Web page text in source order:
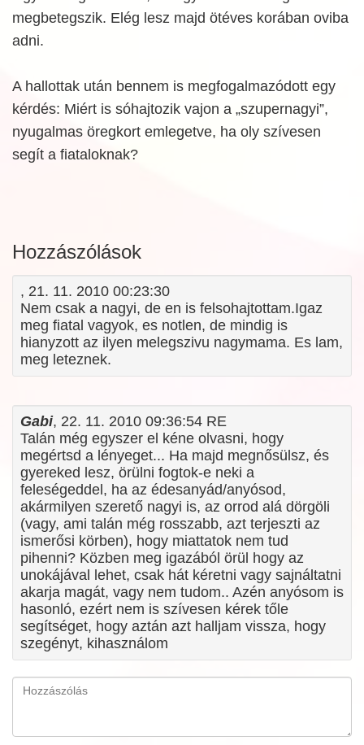
megbetegszik. Elég lesz majd ötéves korában oviba
adni.
A hallottak után bennem is megfogalmazódott egy
kérdés: Miért is sóhajtozik vajon a „szupernagyi”,
nyugalmas öregkort emlegetve, ha oly szívesen
segít a fiataloknak?
Hozzászólások
, 21. 11. 2010 00:23:30
Nem csak a nagyi, de en is felsohajtottam.Igaz
meg fiatal vagyok, es notlen, de mindig is
hianyzott az ilyen melegszivu nagymama. Es lam,
meg leteznek.
Gabi, 22. 11. 2010 09:36:54 RE
Talán még egyszer el kéne olvasni, hogy
megértsd a lényeget... Ha majd megnősülsz, és
gyereked lesz, örülni fogtok-e neki a
feleségeddel, ha az édesanyád/anyósod,
akármilyen szerető nagyi is, az orrod alá dörgöli
(vagy, ami talán még rosszabb, azt terjeszti az
ismerősi körben), hogy miattatok nem tud
pihenni? Közben meg igazából örül hogy az
unokájával lehet, csak hát kéretni vagy sajnáltatni
akarja magát, vagy nem tudom.. Azén anyósom is
hasonló, ezért nem is szívesen kérek tőle
segítséget, hogy aztán azt halljam vissza, hogy
szegényt, kihasználom